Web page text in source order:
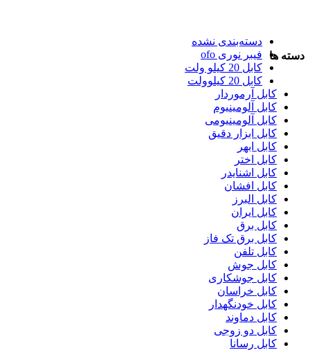
دسته ها
دسته‌بندی نشده
فیبر نوری ofo
کابل 20 کیلو ولت
کابل 20 کیلوولت
کابل آرموردار
کابل آلومینیوم
کابل آلومینیومی
کابل ابزار دقیق
کابل ابهر
کابل اختر
کابل اشنایدر
کابل افشان
کابل البرز
کابل ایران
کابل برق
کابل برق تک فاز
کابل تلفن
کابل جوش
کابل جوشکاری
کابل خراسان
کابل خودنگهدار
کابل دماوند
کابل دو زوجی
کابل رسانا